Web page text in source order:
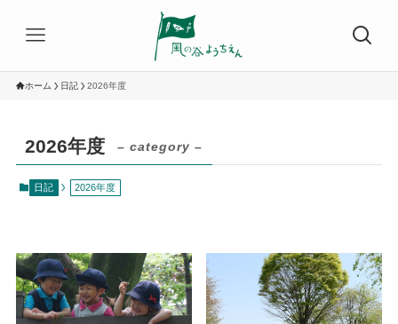
ホーム 日記 2026年度
2026年度 – category –
日記 2026年度